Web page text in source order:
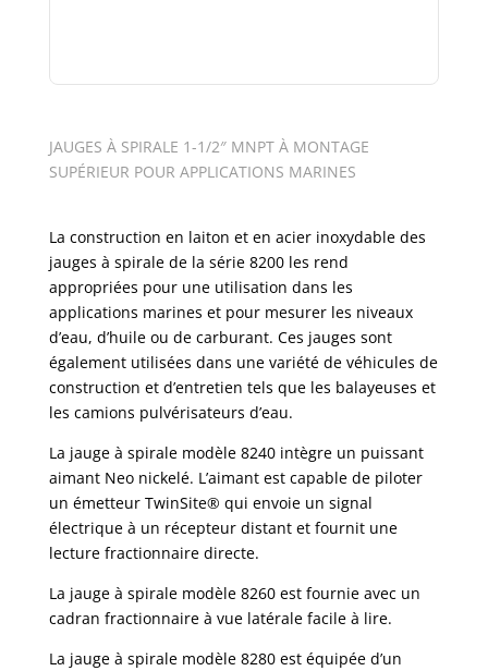
JAUGES À SPIRALE 1-1/2″ MNPT À MONTAGE
SUPÉRIEUR POUR APPLICATIONS MARINES
La construction en laiton et en acier inoxydable des
jauges à spirale de la série 8200 les rend
appropriées pour une utilisation dans les
applications marines et pour mesurer les niveaux
d’eau, d’huile ou de carburant. Ces jauges sont
également utilisées dans une variété de véhicules de
construction et d’entretien tels que les balayeuses et
les camions pulvérisateurs d’eau.
La jauge à spirale modèle 8240 intègre un puissant
aimant Neo nickelé. L’aimant est capable de piloter
un émetteur TwinSite® qui envoie un signal
électrique à un récepteur distant et fournit une
lecture fractionnaire directe.
La jauge à spirale modèle 8260 est fournie avec un
cadran fractionnaire à vue latérale facile à lire.
La jauge à spirale modèle 8280 est équipée d’un